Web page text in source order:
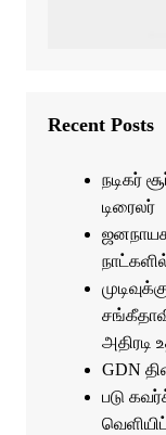
Recent Posts
நடிகர்
டிரைலர்
அதிரடி
GDN
படு